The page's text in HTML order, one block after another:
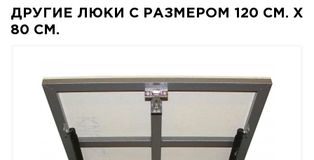
ДРУГИЕ ЛЮКИ С РАЗМЕРОМ 120 СМ. X
80 СМ.